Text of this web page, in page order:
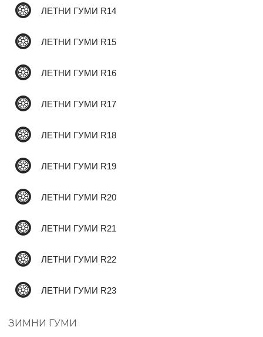
ЛЕТНИ ГУМИ R14
ЛЕТНИ ГУМИ R15
ЛЕТНИ ГУМИ R16
ЛЕТНИ ГУМИ R17
ЛЕТНИ ГУМИ R18
ЛЕТНИ ГУМИ R19
ЛЕТНИ ГУМИ R20
ЛЕТНИ ГУМИ R21
ЛЕТНИ ГУМИ R22
ЛЕТНИ ГУМИ R23
ЗИМНИ ГУМИ